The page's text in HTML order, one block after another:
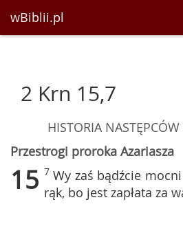
wBiblii.pl
2 Krn 15,7
HISTORIA
Przestrogi proroka Azariasza
15 7 Wy zaś bądźcie
rąk, bo jest zapłata za